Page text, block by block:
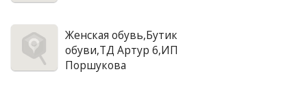
Женская обувь,Бутик
обуви,ТД Артур 6,ИП
Поршукова